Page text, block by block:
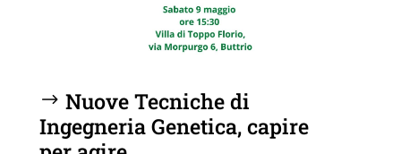
Nuove Tecniche di
Ingegneria Genetica, capire